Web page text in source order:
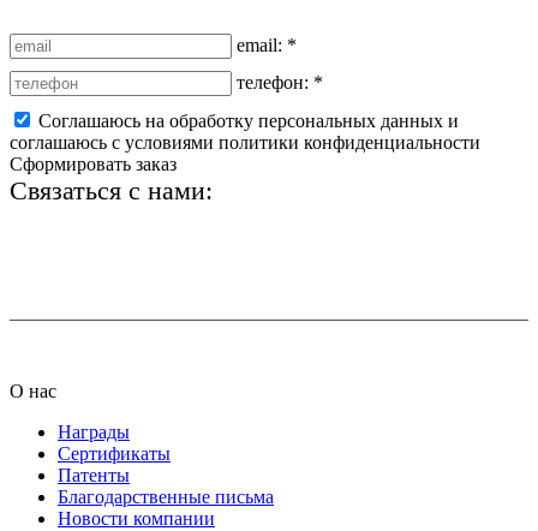
email: *
телефон: *
Соглашаюсь на обработку персональных данных и
соглашаюсь с условиями политики конфиденциальности
Сформировать заказ
Связаться с нами:
О нас
Награды
Сертификаты
Патенты
Благодарственные письма
Новости компании